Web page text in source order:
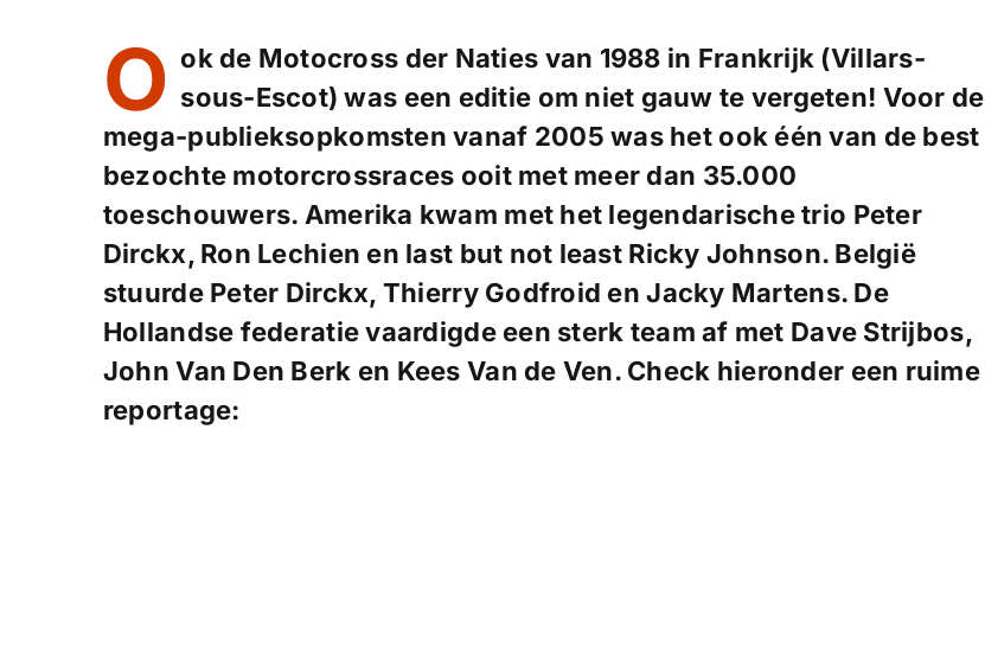
O ok de Motocross der Naties van 1988 in Frankrijk (Villars-
sous-Escot) was een editie om niet gauw te vergeten! Voor de
mega-publieksopkomsten vanaf 2005 was het ook één van de best
bezochte motorcrossraces ooit met meer dan 35.000
toeschouwers. Amerika kwam met het legendarische trio Peter
Dirckx, Ron Lechien en last but not least Ricky Johnson. België
stuurde Peter Dirckx, Thierry Godfroid en Jacky Martens. De
Hollandse federatie vaardigde een sterk team af met Dave Strijbos,
John Van Den Berk en Kees Van de Ven. Check hieronder een ruime
reportage: